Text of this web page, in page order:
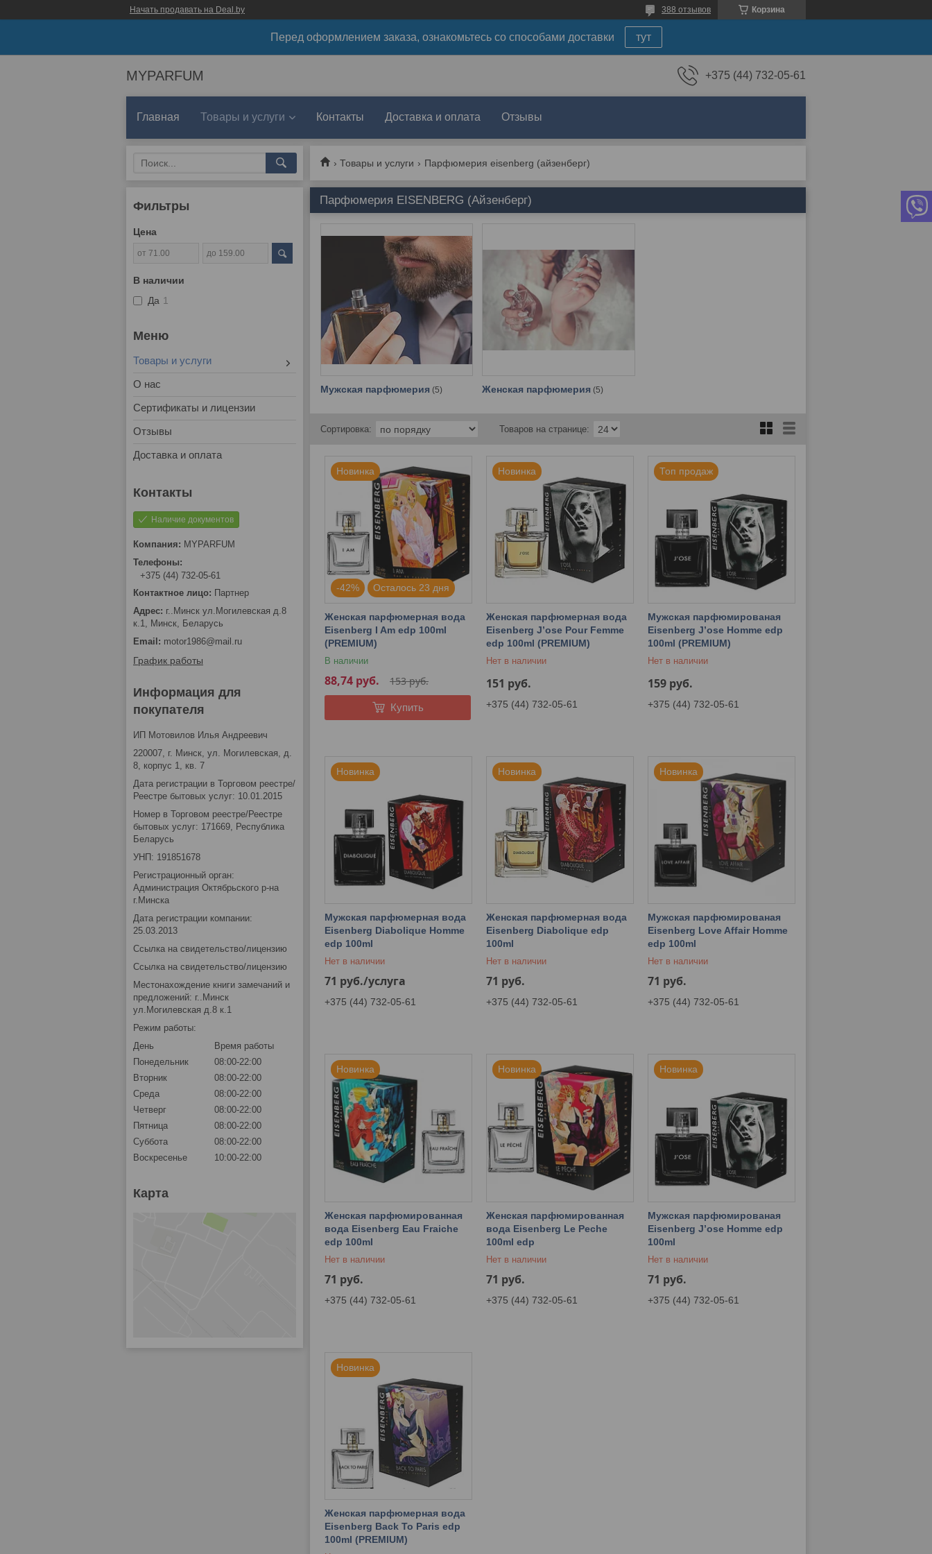
Начать продавать на Deal.by Корзина
388 отзывов
Перед оформлением заказа, ознакомьтесь со способами доставки тут
MYPARFUM +375 (44) 732-05-61
Главная Товары и услуги Контакты Доставка и оплата Отзывы
Товары и услуги Парфюмерия eisenberg (айзенберг)
Парфюмерия EISENBERG (Айзенберг)
Мужская парфюмерия 5 Женская парфюмерия 5
Новинка
-42% Осталось 23 дня
Женская парфюмерная вода
Eisenberg I Am edp 100ml
(PREMIUM)
В наличии
153руб.
88,74 руб.
Купить
Новинка
Женская парфюмерная вода
Eisenberg J’ose Pour Femme
edp 100ml (PREMIUM)
Нет в наличии
151 руб.
+375 (44) 732-05-61
Топ продаж
Мужская парфюмированая
Eisenberg J’ose Homme edp
100ml (PREMIUM)
Нет в наличии
159 руб.
+375 (44) 732-05-61
Новинка
Мужская парфюмерная вода
Eisenberg Diabolique Homme
edp 100ml
Нет в наличии
71 руб./услуга
+375 (44) 732-05-61
Новинка
Женская парфюмерная вода
Eisenberg Diabolique edp
100ml
Нет в наличии
71 руб.
+375 (44) 732-05-61
Новинка
Мужская парфюмированая
Eisenberg Love Affair Homme
edp 100ml
Нет в наличии
71 руб.
+375 (44) 732-05-61
Новинка
Женская парфюмированная
вода Eisenberg Eau Fraiche
edp 100ml
Нет в наличии
71 руб.
+375 (44) 732-05-61
Новинка
Женская парфюмированная
вода Eisenberg Le Peche
100ml edp
Нет в наличии
71 руб.
+375 (44) 732-05-61
Новинка
Мужская парфюмированая
Eisenberg J’ose Homme edp
100ml
Нет в наличии
71 руб.
+375 (44) 732-05-61
Новинка
Женская парфюмерная вода
Eisenberg Back To Paris edp
100ml (PREMIUM)
Фильтры
Цена
В наличии
Да 1
Товары и услуги
О нас
Сертификаты и лицензии
Отзывы
Доставка и оплата
Наличие документов
MYPARFUM
+375 (44) 732-05-61
Партнер
г..Минск ул.Могилевская д.8
к.1, Минск, Беларусь
motor1986@mail.ru
График работы
Информация для
покупателя
ИП Мотовилов Илья Андреевич
220007, г. Минск, ул. Могилевская, д.
8, корпус 1, кв. 7
Дата регистрации в Торговом реестре/
Реестре бытовых услуг: 10.01.2015
Номер в Торговом реестре/Реестре
бытовых услуг: 171669, Республика
Беларусь
УНП: 191851678
Регистрационный орган:
Администрация Октябрьского р-на
г.Минска
Дата регистрации компании:
25.03.2013
Ссылка на свидетельство/лицензию
Ссылка на свидетельство/лицензию
Местонахождение книги замечаний и
предложений: г..Минск
ул.Могилевская д.8 к.1
Режим работы:
День
Время работы
Понедельник
08:00-22:00
Вторник
08:00-22:00
Среда
08:00-22:00
Четверг
08:00-22:00
Пятница
08:00-22:00
Суббота
08:00-22:00
Воскресенье
10:00-22:00
Карта